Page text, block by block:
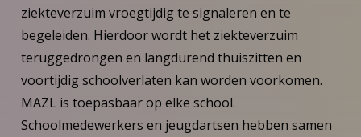
ziekteverzuim vroegtijdig te signaleren en te
begeleiden. Hierdoor wordt het ziekteverzuim
teruggedrongen en langdurend thuiszitten en
voortijdig schoolverlaten kan worden voorkomen.
MAZL is toepasbaar op elke school.
Schoolmedewerkers en jeugdartsen hebben samen